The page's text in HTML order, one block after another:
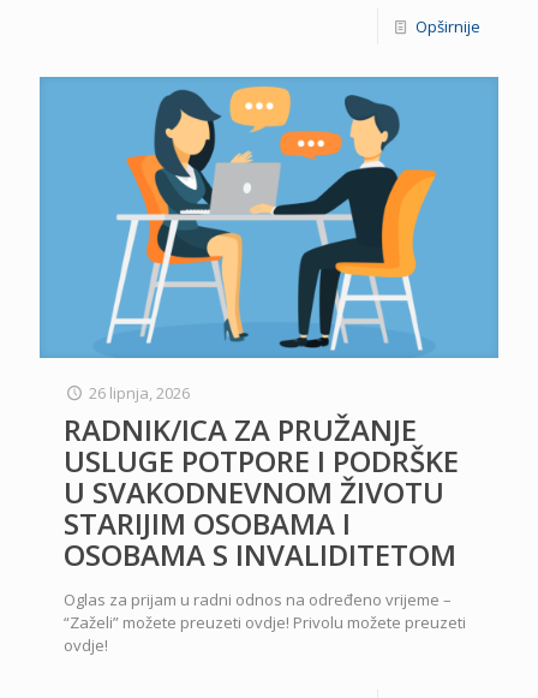
Opširnije
26 lipnja, 2026
RADNIK/ICA ZA PRUŽANJE
USLUGE POTPORE I PODRŠKE
U SVAKODNEVNOM ŽIVOTU
STARIJIM OSOBAMA I
OSOBAMA S INVALIDITETOM
Oglas za prijam u radni odnos na određeno vrijeme –
“Zaželi” možete preuzeti ovdje! Privolu možete preuzeti
ovdje!